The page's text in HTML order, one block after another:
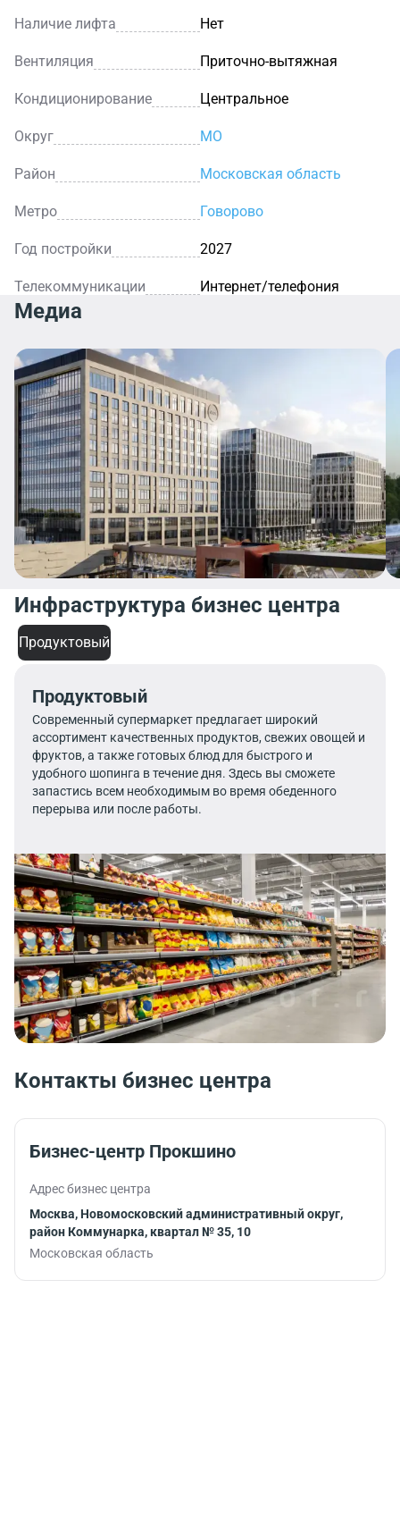
Наличие лифта Нет
Вентиляция Приточно-вытяжная
Кондиционирование Центральное
Округ МО
Район Московская область
Метро Говорово
Год постройки 2027
Телекоммуникации Интернет/телефония
Медиа
Инфраструктура бизнес центра
Продуктовый
Продуктовый
Современный супермаркет предлагает широкий
ассортимент качественных продуктов, свежих овощей и
фруктов, а также готовых блюд для быстрого и
удобного шопинга в течение дня. Здесь вы сможете
запастись всем необходимым во время обеденного
перерыва или после работы.
Контакты бизнес центра
Бизнес-центр Прокшино
Адрес бизнес центра
Москва, Новомосковский административный округ,
район Коммунарка, квартал № 35, 10
Московская область